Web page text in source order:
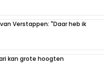
Verstappen: "Daar heb ik
kan grote hoogten